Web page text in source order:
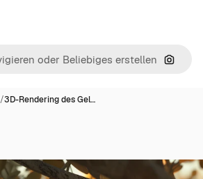
Nach
/3D-Rendering des Gel…